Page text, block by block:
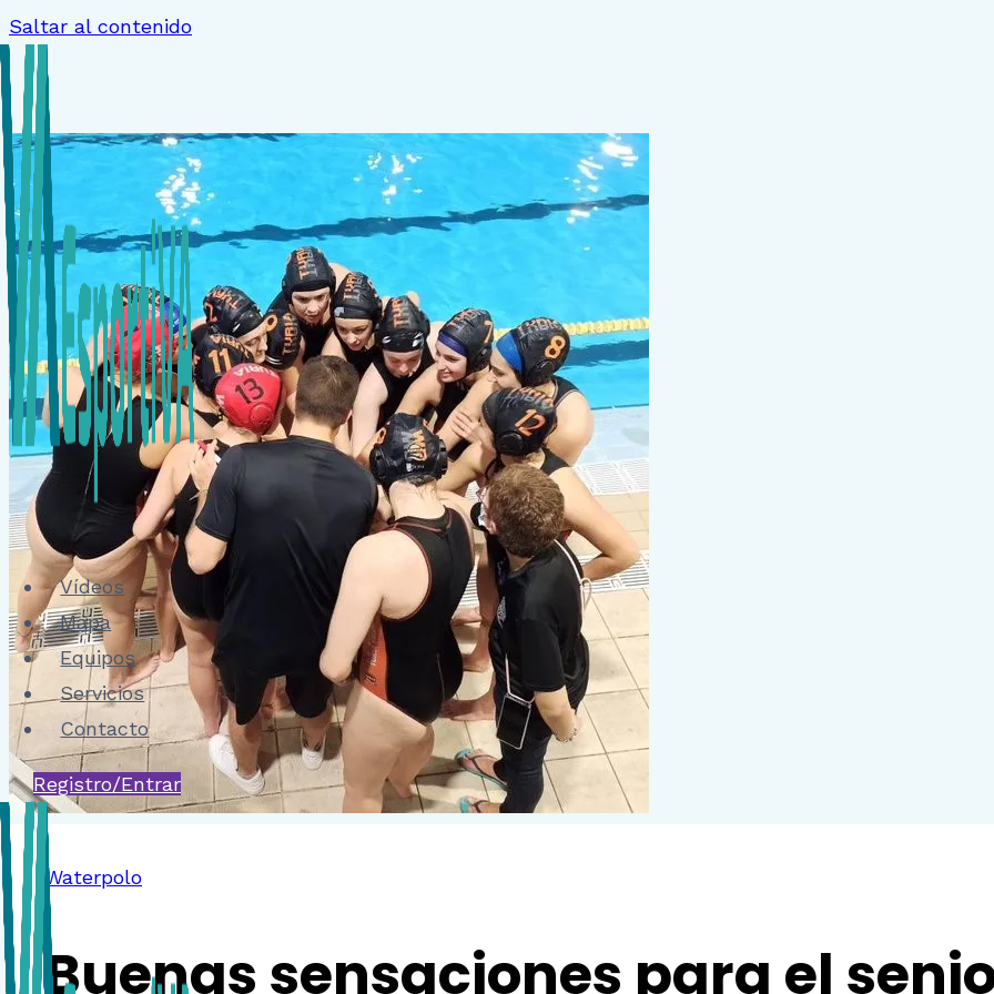
Saltar al contenido
Vídeos
Mapa
Equipos
Servicios
Contacto
Registro/Entrar
Waterpolo
Buenas sensaciones para el